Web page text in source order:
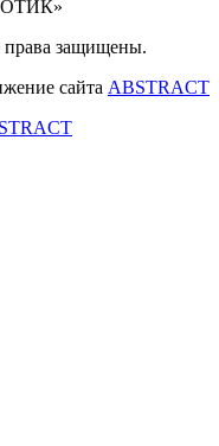
защищены.
сайта ABSTRACT